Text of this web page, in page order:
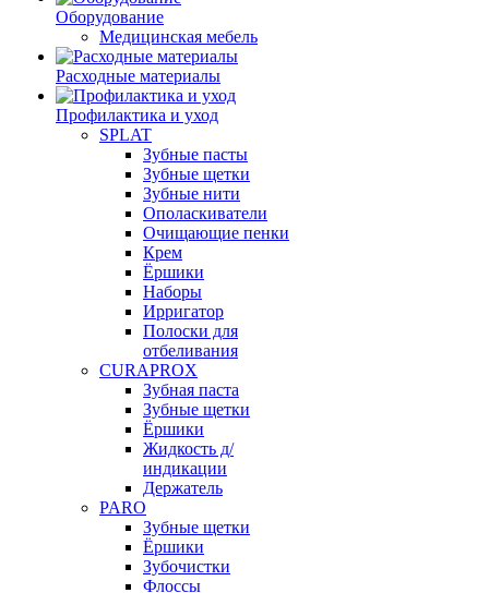
Оборудование
Медицинская мебель
Расходные материалы
Профилактика и уход
SPLAT
Зубные пасты
Зубные щетки
Зубные нити
Ополаскиватели
Очищающие пенки
Крем
Ёршики
Наборы
Ирригатор
Полоски для
отбеливания
CURAPROX
Зубная паста
Зубные щетки
Ёршики
Жидкость д/
индикации
Держатель
PARO
Зубные щетки
Ёршики
Зубочистки
Флоссы